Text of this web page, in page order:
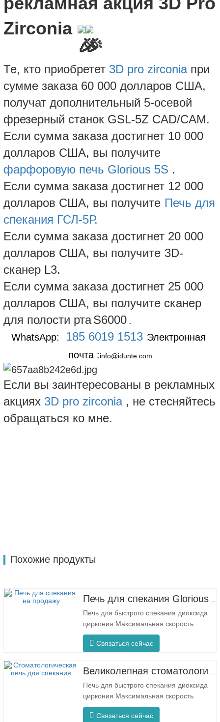
Zirconia
Те, кто приобретет 3D pro zirconiaпри
сумме заказа 60 000 долларов США,
получат дополнительный 5-осевой
фрезерный станок GSL-5Z CAD/CAM.
Если сумма заказа достигнет 10 000
долларов США, вы получите
фарфоровую печь Glorious 5S .
Если сумма заказа достигнет 12 000
долларов США, вы получите Печь для
спекания ГСЛ-5Р.
Если сумма заказа достигнет 20 000
долларов США, вы получите 3D-
сканер L3.
Если сумма заказа достигнет 25 000
долларов США, вы получите сканер
для полости ртаS6000 .
WhatsApp:
185 6019 1513 Электронная
почта :info@idunte.com
Если вы заинтересованы в рекламных
акциях 3D pro zirconia, не стесняйтесь
обращаться ко мне.
Похожие продукты
Печь для быстрого спекания диоксида
циркония Максимальная скорость
нагрева: 80 °C/мин. F5 Макс
Инновационный процесс Равномерная
отличается максимальной скоростью
на 360° обеспечивает равномерную
температуру в печи и…
Связаться сейчас
Печь для быстрого спекания диоксида
циркония Максимальная скорость
нагрева 200 °C/мин. F5 Про
Инновационный процесс Равномерная
Связаться сейчас